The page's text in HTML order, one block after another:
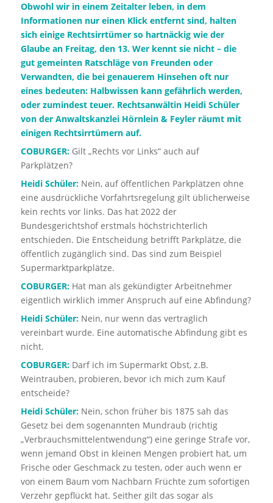
Obwohl wir in einem Zeitalter leben, in dem
Informationen nur einen Klick entfernt sind, halten
sich einige Rechtsirrtümer so hartnäckig wie der
Glaube an Freitag, den 13. Wer kennt sie nicht – die
gut gemeinten Ratschläge von Freunden oder
Verwandten, die bei genauerem Hinsehen oft nur
eines bedeuten: Halbwissen kann gefährlich werden,
oder zumindest teuer. Rechtsanwältin Heidi Schüler
von der Anwaltskanzlei Hörnlein & Feyler räumt mit
einigen Rechtsirrtümern auf.
COBURGER:Gilt „Rechts vor Links“ auch auf
Parkplätzen?
Heidi Schüler:Nein, auf öffentlichen Parkplätzen ohne
eine ausdrückliche Vorfahrtsregelung gilt üblicherweise
kein rechts vor links. Das hat 2022 der
Bundesgerichtshof erstmals höchstrichterlich
entschieden. Die Entscheidung betrifft Parkplätze, die
öffentlich zugänglich sind. Das sind zum Beispiel
Supermarktparkplätze.
COBURGER:Hat man als gekündigter Arbeitnehmer
eigentlich wirklich immer Anspruch auf eine Abfindung?
Heidi Schüler:Nein, nur wenn das vertraglich
vereinbart wurde. Eine automatische Abfindung gibt es
nicht.
COBURGER:Darf ich im Supermarkt Obst, z.B.
Weintrauben, probieren, bevor ich mich zum Kauf
entscheide?
Heidi Schüler:Nein, schon früher bis 1875 sah das
Gesetz bei dem sogenannten Mundraub (richtig
„Verbrauchsmittelentwendung“) eine geringe Strafe vor,
wenn jemand Obst in kleinen Mengen probiert hat, um
Frische oder Geschmack zu testen, oder auch wenn er
von einem Baum vom Nachbarn Früchte zum sofortigen
Verzehr gepflückt hat. Seither gilt das sogar als